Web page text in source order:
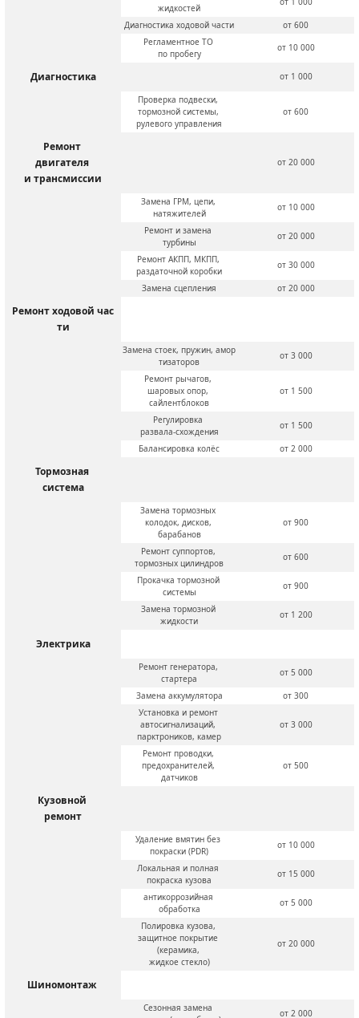
жидкостей
Диагностика ходовой части
от 600
Регламентное ТО
по пробегу
от 10 000
Диагностика от 1 000
Проверка подвески,
тормозной системы,
рулевого управления
от 600
Ремонт
двигателя
и трансмиссии
от 20 000
Замена ГРМ, цепи,
натяжителей
от 10 000
Ремонт и замена
турбины
от 20 000
Ремонт АКПП, МКПП,
раздаточной коробки
от 30 000
Замена сцепления от 20 000
Ремонт ходовой час
ти
Замена стоек, пружин, амор
тизаторов
от 3 000
Ремонт рычагов,
шаровых опор,
сайлентблоков
от 1 500
Регулировка
развала-схождения
от 1 500
Балансировка колёс от 2 000
Тормозная
система
Замена тормозных
колодок, дисков,
барабанов
от 900
Ремонт суппортов,
тормозных цилиндров
от 600
Прокачка тормозной
системы
от 900
Замена тормозной
жидкости
от 1 200
Электрика
Ремонт генератора,
стартера
от 5 000
Замена аккумулятора
от 300
Установка и ремонт
автосигнализаций,
парктроников, камер
от 3 000
Ремонт проводки,
предохранителей,
датчиков
от 500
Кузовной
ремонт
Удаление вмятин без
покраски (PDR)
от 10 000
Локальная и полная
покраска кузова
от 15 000
антикоррозийная
обработка
от 5 000
Полировка кузова,
защитное покрытие
(керамика,
жидкое стекло)
от 20 000
Шиномонтаж
Сезонная замена
от 2 000